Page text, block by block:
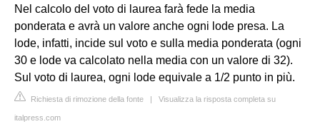
Nel calcolo del voto di laurea farà fede la media
ponderata e avrà un valore anche ogni lode presa. La
lode, infatti, incide sul voto e sulla media ponderata (ogni
30 e lode va calcolato nella media con un valore di 32).
Sul voto di laurea, ogni lode equivale a 1/2 punto in più.
Richiesta di rimozione della fonte | Visualizza la risposta completa su
italpress.com